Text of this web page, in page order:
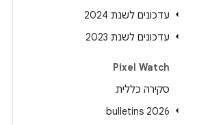
עדכונים לשנת 2024
עדכונים לשנת 2023
Pixel Watch
סקירה כללית
2026 bulletins